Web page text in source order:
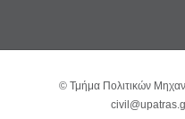
© Τμήμα Πολιτικών